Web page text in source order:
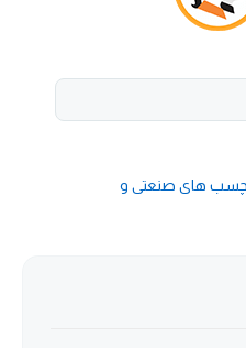
چسب های صنعتی و